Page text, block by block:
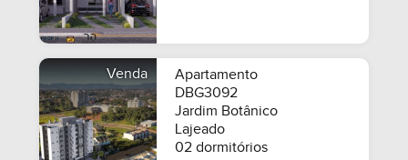
Venda
Apartamento
DBG3092
Jardim Botânico
Lajeado
02 dormitórios